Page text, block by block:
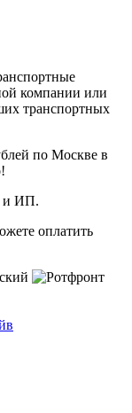
компании или
транспортных
по Москве в
и ИП.
оплатить